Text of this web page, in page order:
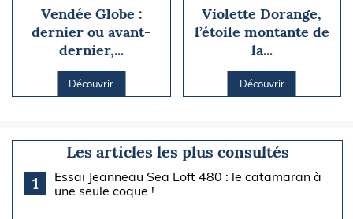
Vendée Globe :
dernier ou avant-
dernier,...
Découvrir
Violette Dorange,
l’étoile montante de
la...
Découvrir
Les articles les plus consultés
1
Essai Jeanneau Sea Loft 480 : le catamaran à
une seule coque !